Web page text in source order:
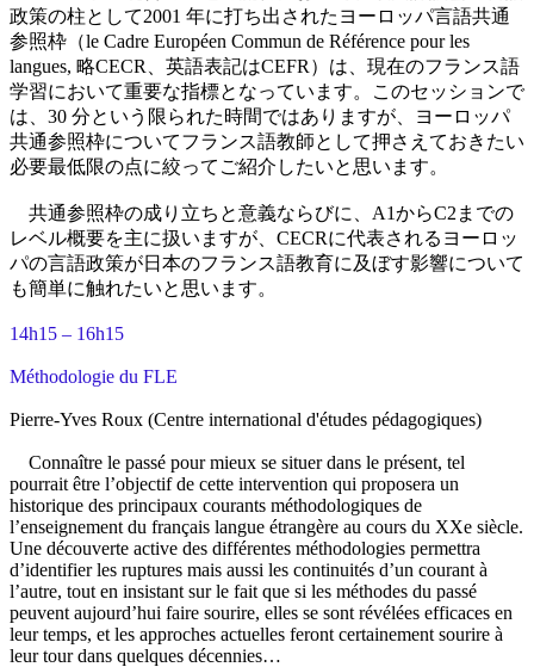
政策の柱として2001 年に打ち出されたヨーロッパ言語共通
参照枠（le Cadre Européen Commun de Référence pour les
langues, 略CECR、英語表記はCEFR）は、現在のフランス語
学習において重要な指標となっています。このセッションで
は、30 分という限られた時間ではありますが、ヨーロッパ
共通参照枠についてフランス語教師として押さえておきたい
必要最低限の点に絞ってご紹介したいと思います。
共通参照枠の成り立ちと意義ならびに、A1からC2までの
レベル概要を主に扱いますが、CECRに代表されるヨーロッ
パの言語政策が日本のフランス語教育に及ぼす影響について
も簡単に触れたいと思います。
14h15 – 16h15
Méthodologie du FLE
Pierre-Yves Roux (Centre international d'études pédagogiques)
Connaître le passé pour mieux se situer dans le présent, tel
pourrait être l’objectif de cette intervention qui proposera un
historique des principaux courants méthodologiques de
l’enseignement du français langue étrangère au cours du XXe siècle.
Une découverte active des différentes méthodologies permettra
d’identifier les ruptures mais aussi les continuités d’un courant à
l’autre, tout en insistant sur le fait que si les méthodes du passé
peuvent aujourd’hui faire sourire, elles se sont révélées efficaces en
leur temps, et les approches actuelles feront certainement sourire à
leur tour dans quelques décennies…